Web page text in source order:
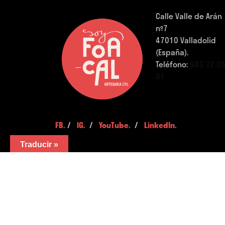
Calle Valle de Arán
nº7
47010 Valladolid
(España).
Teléfono:
FB. /IG. /YouTube. /LinkedIn.
Traducir »